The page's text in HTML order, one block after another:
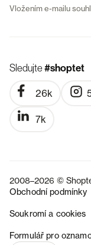
Vložením e-mailu
Sledujte#shoptet
26k
7k
2008–2026 ©
Obchodní podmínky
Soukromí a cookies
Formulář pro